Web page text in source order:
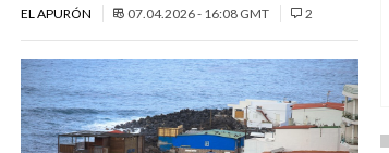
EL APURÓN 07.04.2026 - 16:08 GMT 2